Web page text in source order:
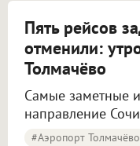
Пять рейсов
отменили:
Толмачёво
Самые заметные
направление
#Аэропорт Толмачёво